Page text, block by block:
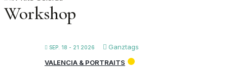
Workshop
SEP. 18 - 21 2026
Ganztags
VALENCIA & PORTRAITS